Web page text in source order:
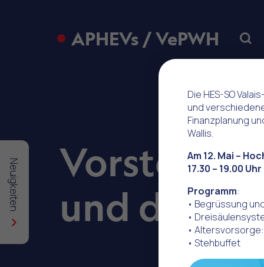
Neuigkeiten
APHEVs / VePWH
und der
Die HES-SO
und
Finanzplanung
Wallis.
Am 12. Mai –
17.30 – 19.00 Uhr
Programm:
• Begrüssung
•
•
• Stehbuffet